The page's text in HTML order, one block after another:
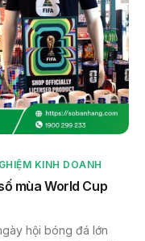
KINH DOANH
mùa World Cup
hội bóng đá lớn